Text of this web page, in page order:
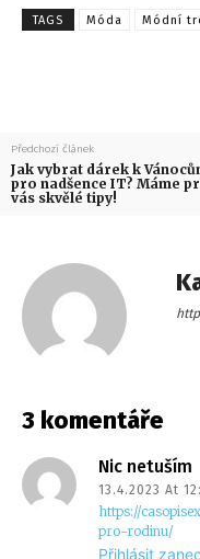
TAGS Móda Módní
Předchozí článek
Jak vybrat dárek k
pro nadšence IT? Máme
vás skvělé tipy!
3 komentáře
Nic netuším
13.4.2023 At
https://
pro-rodinu/
Přihlásit